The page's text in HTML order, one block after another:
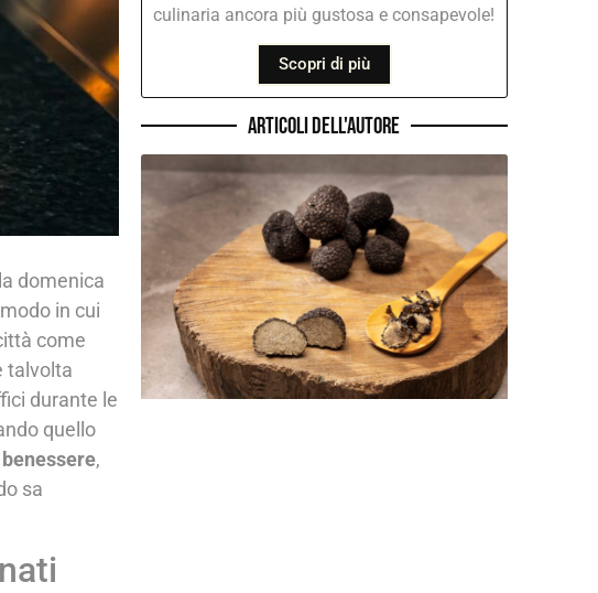
domenica
in cui
come
talvolta
durante le
quello
,
sa
culinaria ancora più gustosa e consapevole!
Scopri di più
Articoli dell'autore